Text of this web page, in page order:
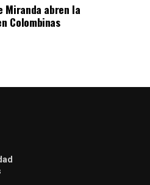
Miranda abren la
Colombinas